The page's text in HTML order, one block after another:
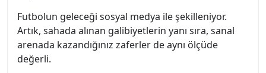
Futbolun geleceği sosyal medya ile şekilleniyor.
Artık, sahada alınan galibiyetlerin yanı sıra, sanal
arenada kazandığınız zaferler de aynı ölçüde
değerli.